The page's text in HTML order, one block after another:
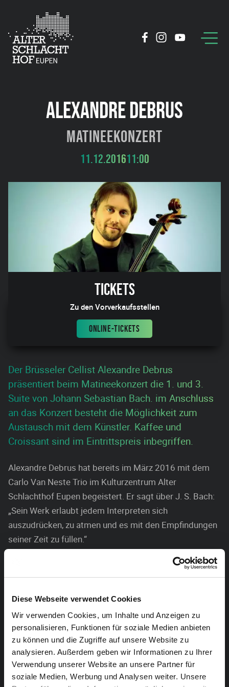
Diese Webseite verwendet Cookies
Wir verwenden Cookies, um Inhalte und Anzeigen zu
personalisieren, Funktionen für soziale Medien anbieten
zu können und die Zugriffe auf unsere Website zu
analysieren. Außerdem geben wir Informationen zu Ihrer
Verwendung unserer Website an unsere Partner für
soziale Medien, Werbung und Analysen weiter. Unsere
ALEXANDRE DEBRUS
Matineekonzert
11.12.201611:00
Tickets
Zu den Vorverkaufsstellen
ONLINE-TICKETS
Der Brüsseler Cellist Alexandre Debrus
präsentiert beim Matineekonzert die 1. und 3.
Suite von Johann Sebastian Bach. im Anschluss
an das Konzert besteht die Möglichkeit zum
Austausch mit dem Künstler. Kaffee und
Croissant sind im Eintrittspreis inbegriffen.
Alexandre Debrus hat bereits im März 2016 mit dem
Carlo Van Neste Trio im Kulturzentrum Alter
Schlachthof Eupen begeistert. Er sagt über J. S. Bach:
„Sein Werk erlaubt jedem Interpreten sich
auszudrücken, zu atmen und es mit den Empfindungen
seiner Zeit zu füllen.“
Alexandre Debrus hat sein erstes Konzert im Alter von
zwölf Jahren gegeben und wurde mit 16 Schüler des
Musikkonservatorium von Mons. Später war er Schüler
von Mischa Maisky und Marc Drobinsky an der
„Accademia Chigiana“ von Siena. Mit Marc Drobinsky
hat er zudem in Paris zusammengearbeitet, den
Studien von Yvan Monighetti folgte er an der
Musikhochschule in Basel.